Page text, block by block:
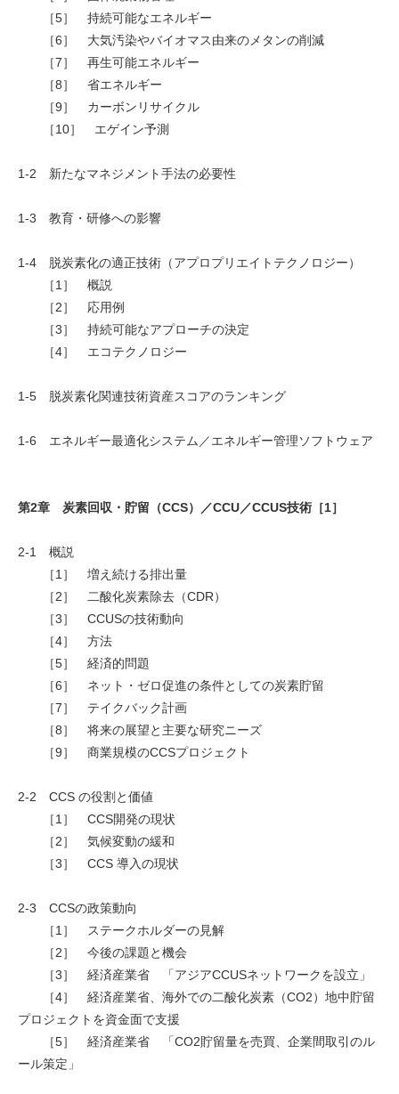
［5］ 持続可能なエネルギー
［6］ 大気汚染やバイオマス由来のメタンの削減
［7］ 再生可能エネルギー
［8］ 省エネルギー
［9］ カーボンリサイクル
［10］ エゲイン予測
1-2 新たなマネジメント手法の必要性
1-3 教育・研修への影響
1-4 脱炭素化の適正技術（アプロプリエイトテクノロジー）
［1］ 概説
［2］ 応用例
［3］ 持続可能なアプローチの決定
［4］ エコテクノロジー
1-5 脱炭素化関連技術資産スコアのランキング
1-6 エネルギー最適化システム／エネルギー管理ソフトウェア
第2章 炭素回収・貯留（CCS）／CCU／CCUS技術［1］
2-1 概説
［1］ 増え続ける排出量
［2］ 二酸化炭素除去（CDR）
［3］ CCUSの技術動向
［4］ 方法
［5］ 経済的問題
［6］ ネット・ゼロ促進の条件としての炭素貯留
［7］ テイクバック計画
［8］ 将来の展望と主要な研究ニーズ
［9］ 商業規模のCCSプロジェクト
2-2 CCS の役割と価値
［1］ CCS開発の現状
［2］ 気候変動の緩和
［3］ CCS 導入の現状
2-3 CCSの政策動向
［1］ ステークホルダーの見解
［2］ 今後の課題と機会
［3］ 経済産業省 「アジアCCUSネットワークを設立」
［4］ 経済産業省、海外での二酸化炭素（CO2）地中貯留
プロジェクトを資金面で支援
［5］ 経済産業省 「CO2貯留量を売買、企業間取引のル
ール策定」